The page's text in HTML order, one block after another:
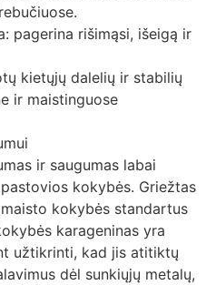
pagerina rišimąsi, išeigą ir
kietųjų dalelių ir stabilių
ir maistinguose
ir saugumas labai
kokybės. Griežtas
kokybės standartus
karageninas yra
užtikrinti, kad jis atitiktų
dėl sunkiųjų metalų,